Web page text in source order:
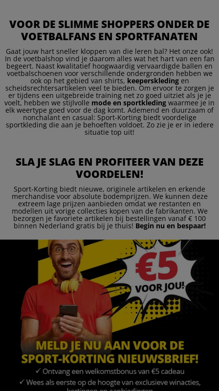
VOOR DE SLIMME SHOPPERS ONDER DE
VOETBALFANS EN SPORTFANATEN
Gaat jouw hart sneller kloppen van die leren bal? Het onze ook!
In de voetbalshop vind je daarom alles wat het hart van een fan
begeert. Naast kwalitatief hoogwaardig vervaardigde ballen en
voetbalschoenen voor verschillende ondergronden hebben we
ook op het gebied van shirts, keeperskleding en
scheidsrechtersartikelen veel te bieden. Om ervoor te zorgen je
er tijdens een uitgebreide training net zo goed uitziet als je je
voelt, hebben we stijlvolle mode en sportkleding waarmee je in
elk weertype goed voor de dag komt. Ademend en duurzaam of
nonchalant en casual: Sport-Korting biedt voordelige
sportkleding die aan je behoeften voldoet. Zo zie je er in iedere
situatie top uit!
SLA JE SLAG EN PROFITEER VAN DEZE
VOORDELEN!
Sport-Korting biedt nieuwe, originele artikelen en erkende
merchandise voor absolute bodemprijzen. We kunnen deze
extreem lage prijzen aanbieden omdat we restanten en
modellen uit vorige collecties kopen van de fabrikanten. We
bezorgen je favoriete artikelen bij bestellingen vanaf € 100
binnen Nederland gratis bij je thuis! Begin nu en bespaar!